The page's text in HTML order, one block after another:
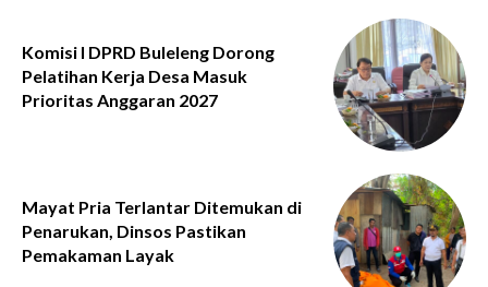
Komisi I DPRD Buleleng Dorong
Pelatihan Kerja Desa Masuk
Prioritas Anggaran 2027
Mayat Pria Terlantar Ditemukan di
Penarukan, Dinsos Pastikan
Pemakaman Layak